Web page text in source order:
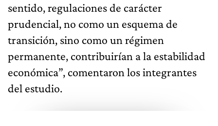
sentido, regulaciones de carácter
prudencial, no como un esquema de
transición, sino como un régimen
permanente, contribuirían a la estabilidad
económica”, comentaron los integrantes
del estudio.